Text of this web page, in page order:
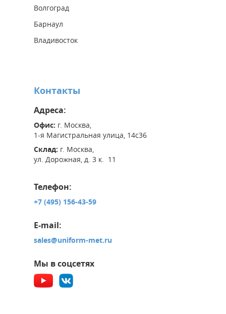
Волгоград
Барнаул
Владивосток
Контакты
Адреса:
Офис: г. Москва,
1-я Магистральная улица, 14с36
Склад: г. Москва,
ул. Дорожная, д. 3 к. 11
Телефон:
+7 (495) 156-43-59
E-mail:
sales@uniform-met.ru
Мы в соцсетях